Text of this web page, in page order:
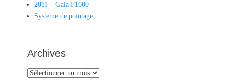
2011 – Gala F1600
Systeme de pointage
Archives
Archives